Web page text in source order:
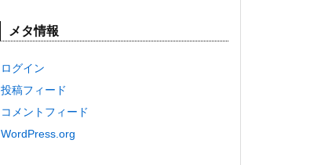
メタ情報
ログイン
投稿フィード
コメントフィード
WordPress.org